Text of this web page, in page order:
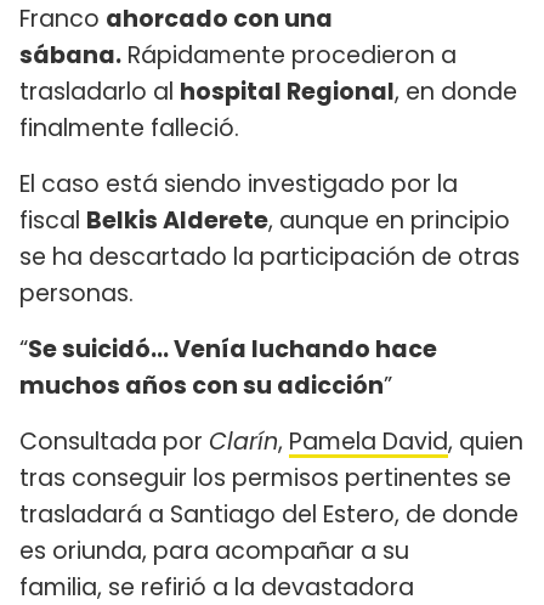
Franco ahorcado con una
sábana. Rápidamente procedieron a
trasladarlo al hospital Regional, en donde
finalmente falleció.
El caso está siendo investigado por la
fiscal Belkis Alderete, aunque en principio
se ha descartado la participación de otras
personas.
“Se suicidó… Venía luchando hace
muchos años con su adicción”
Consultada por Clarín, Pamela David, quien
tras conseguir los permisos pertinentes se
trasladará a Santiago del Estero, de donde
es oriunda, para acompañar a su
familia, se refirió a la devastadora